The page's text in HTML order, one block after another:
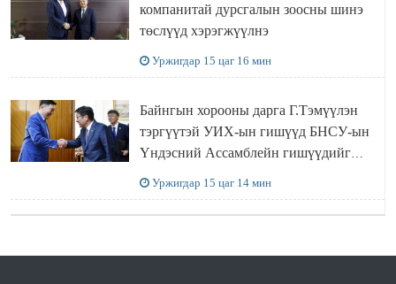
компанитай дурсгалын зоосны шинэ
төслүүд хэрэгжүүлнэ
Уржигдар 15 цаг 16 мин
Байнгын хорооны дарга Г.Тэмүүлэн
тэргүүтэй УИХ-ын гишүүд БНСУ-ын
Үндэсний Ассамблейн гишүүдийг
Уржигдар 15 цаг 14 мин